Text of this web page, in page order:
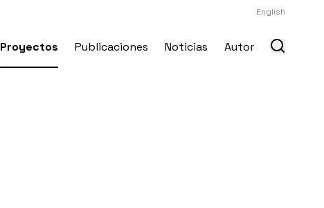
English
Proyectos Publicaciones Noticias Autor